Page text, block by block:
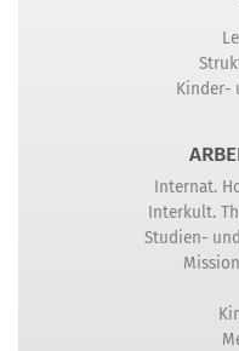
Kinder-
Internat.
Interkult.
Studien-